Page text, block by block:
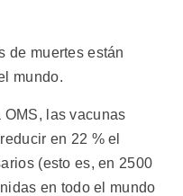
de muertes están
mundo.
las vacunas
en 22 % el
(esto es, en 2500
en todo el mundo